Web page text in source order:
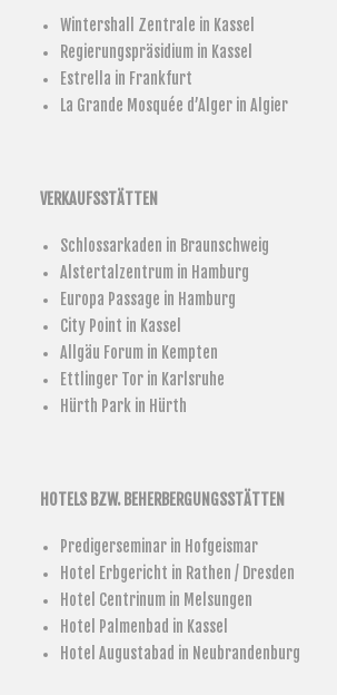
Wintershall Zentrale in Kassel
Regierungspräsidium in Kassel
Estrella in Frankfurt
La Grande Mosquée d’Alger in Algier
VERKAUFSSTÄTTEN
Schlossarkaden in Braunschweig
Alstertalzentrum in Hamburg
Europa Passage in Hamburg
City Point in Kassel
Allgäu Forum in Kempten
Ettlinger Tor in Karlsruhe
Hürth Park in Hürth
HOTELS BZW. BEHERBERGUNGSSTÄTTEN
Predigerseminar in Hofgeismar
Hotel Erbgericht in Rathen / Dresden
Hotel Centrinum in Melsungen
Hotel Palmenbad in Kassel
Hotel Augustabad in Neubrandenburg